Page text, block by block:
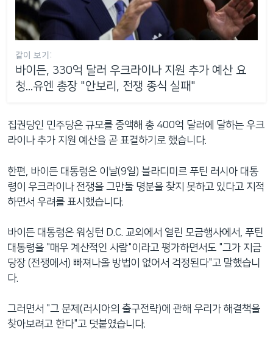
같이 보기:
바이든, 330억 달러 우크라이나 지원 추가 예산 요
청...유엔 총장 "안보리, 전쟁 종식 실패"
집권당인 민주당은 규모를 증액해 총 400억 달러에 달하는 우크
라이나 추가 지원 예산을 곧 표결하기로 했습니다.
한편, 바이든 대통령은 이날(9일) 블라디미르 푸틴 러시아 대통
령이 우크라이나 전쟁을 그만둘 명분을 찾지 못하고 있다고 지적
하면서 우려를 표시했습니다.
바이든 대통령은 워싱턴 D.C. 교외에서 열린 모금행사에서, 푸틴
대통령을 "매우 계산적인 사람"이라고 평가하면서도 "그가 지금
당장 (전쟁에서) 빠져나올 방법이 없어서 걱정된다"고 말했습니
다.
그러면서 "그 문제(러시아의 출구전략)에 관해 우리가 해결책을
찾아보려고 한다"고 덧붙였습니다.